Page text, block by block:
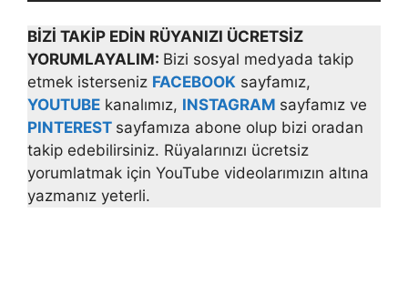
BİZİ TAKİP EDİN RÜYANIZI ÜCRETSİZ
YORUMLAYALIM: Bizi sosyal medyada takip
etmek isterseniz FACEBOOK sayfamız,
YOUTUBE kanalımız, INSTAGRAM sayfamız ve
PINTEREST sayfamıza abone olup bizi oradan
takip edebilirsiniz. Rüyalarınızı ücretsiz
yorumlatmak için YouTube videolarımızın altına
yazmanız yeterli.